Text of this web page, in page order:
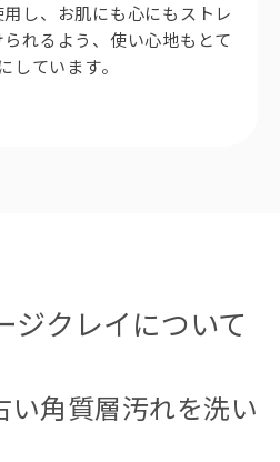
し、お肌にも心にもストレ
れるよう、使い心地もとて
しています。
ジクレイについて
い角質層汚れを洗い